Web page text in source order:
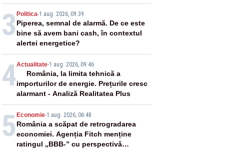
3 Politica-1 aug. 2026, 09:39
Piperea, semnal de alarmă. De ce este
bine să avem bani cash, în contextul
alertei energetice?
4Actualitate-1 aug. 2026, 09:46
România, la limita tehnică a
importurilor de energie. Prețurile cresc
alarmant - Analiză Realitatea Plus
5 Economie-1 aug. 2026, 06:48
România a scăpat de retrogradarea
economiei. Agenția Fitch menține
ratingul „BBB-” cu perspectivă